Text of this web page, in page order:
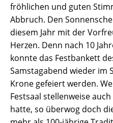
fröhlichen und guten
Abbruch. Den
diesem Jahr mit der
Herzen. Denn nach 10
konnte das Festbankett
Samstagabend wieder im
Krone gefeiert werden.
Festsaal stellenweise
hatte, so überwog doch